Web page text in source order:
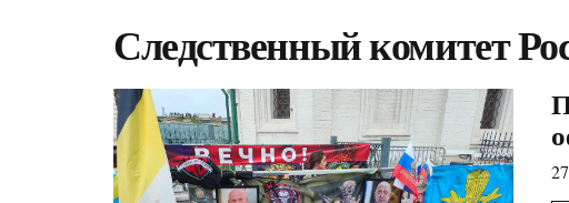
Следственный комитет